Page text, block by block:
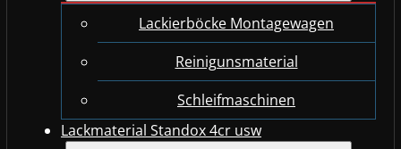
Lackierböcke Montagewagen
Reinigunsmaterial
Schleifmaschinen
Lackmaterial Standox 4cr usw